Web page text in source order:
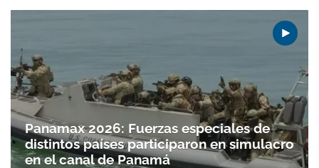
Panamax 2026: Fuerzas especiales de
distintos países participaron en simulacro
en el canal de Panamá